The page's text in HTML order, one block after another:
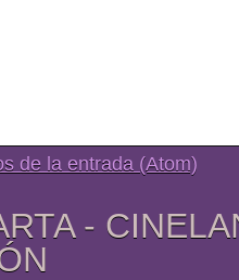
de la entrada (Atom)
-